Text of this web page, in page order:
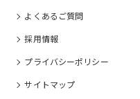
よくあるご質問
採⽤情報
プライバシーポリシー
サイトマップ